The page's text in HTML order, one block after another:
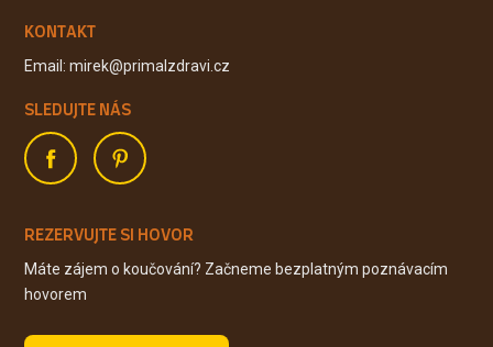
KONTAKT
Email: mirek@primalzdravi.cz
SLEDUJTE NÁS
REZERVUJTE SI HOVOR
Máte zájem o koučování? Začneme bezplatným poznávacím
hovorem